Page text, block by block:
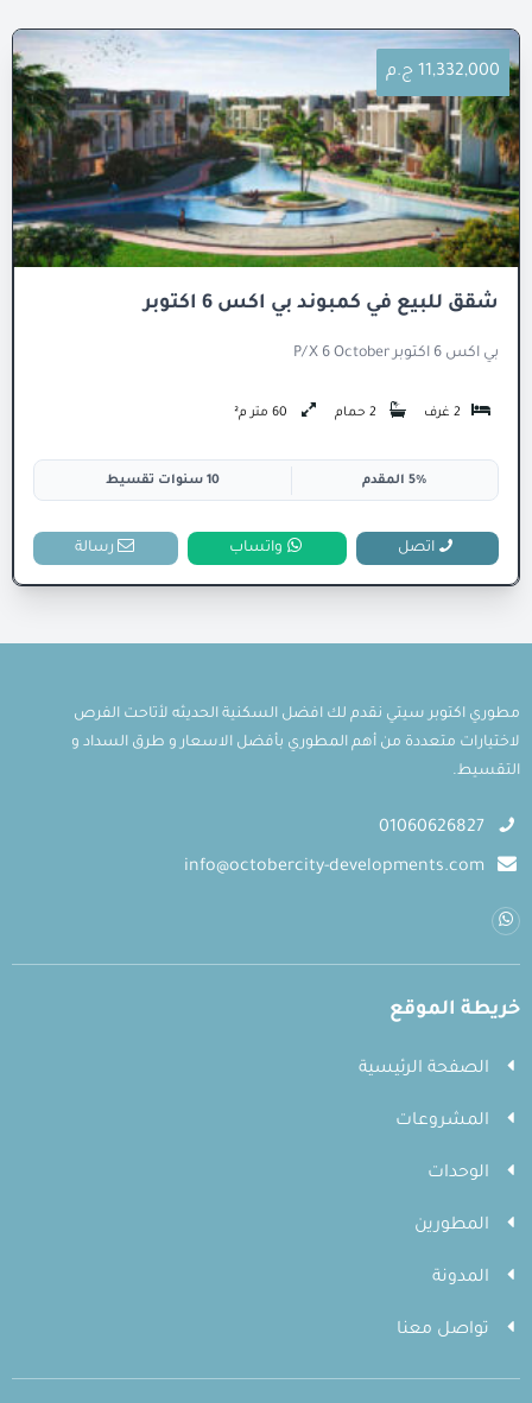
11,332,000 ج.م
شقق للبيع في كمبوند بي اكس 6 اكتوبر
بي اكس 6 اكتوبر P/X 6 October
2 غرف 2 حمام 60 متر م²
5% المقدم 10 سنوات تقسيط
اتصل واتساب رسالة
مطوري اكتوبر سيتي نقدم لك افضل السكنية الحديثه لأتاحت الفرص
لاختيارات متعددة من أهم المطوري بأفضل الاسعار و طرق السداد و
التقسيط.
01060626827
info@octobercity-developments.com
خريطة الموقع
الصفحة الرئيسية
المشروعات
الوحدات
المطورين
المدونة
تواصل معنا